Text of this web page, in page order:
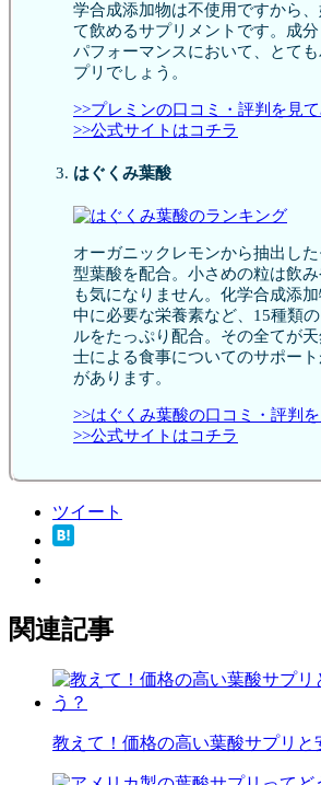
学合成添加物は不使用ですから
て飲めるサプリメントです。成
パフォーマンスにおいて、とて
プリでしょう。
>>プレミンの口コミ・評判を見
>>公式サイトはコチラ
はぐくみ葉酸
オーガニックレモンから抽出し
型葉酸を配合。小さめの粒は飲
も気になりません。化学合成添
中に必要な栄養素など、15種類
ルをたっぷり配合。その全てが
士による食事についてのサポー
があります。
>>はぐくみ葉酸の口コミ・評判
>>公式サイトはコチラ
ツイート
関連記事
教えて！価格の高い葉酸サプリと